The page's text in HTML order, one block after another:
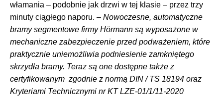
włamania – podobnie jak drzwi w tej klasie – przez trzy
minuty ciągłego naporu. – Nowoczesne, automatyczne
bramy segmentowe firmy Hörmann są wyposażone w
mechaniczne zabezpieczenie przed podważeniem, które
praktycznie uniemożliwia podniesienie zamkniętego
skrzydła bramy. Teraz są one dostępne także z
certyfikowanym zgodnie z normą DIN / TS 18194 oraz
Kryteriami Technicznymi nr KT LZE-01/1/11-2020